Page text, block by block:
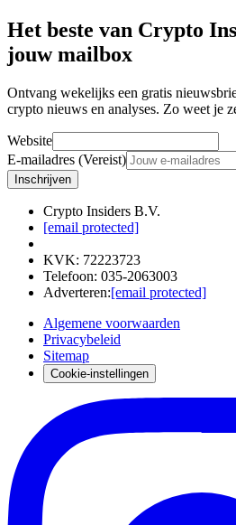
Het beste van Crypto
jouw mailbox
Ontvang wekelijks een gratis
crypto nieuws en analyses. Zo weet je
Website
E-mailadres (Vereist)
Inschrijven
Crypto Insiders B.V.
[email protected]
KVK: 72223723
Telefoon: 035-2063003
Adverteren:[email protected]
Algemene voorwaarden
Privacybeleid
Sitemap
Cookie-instellingen